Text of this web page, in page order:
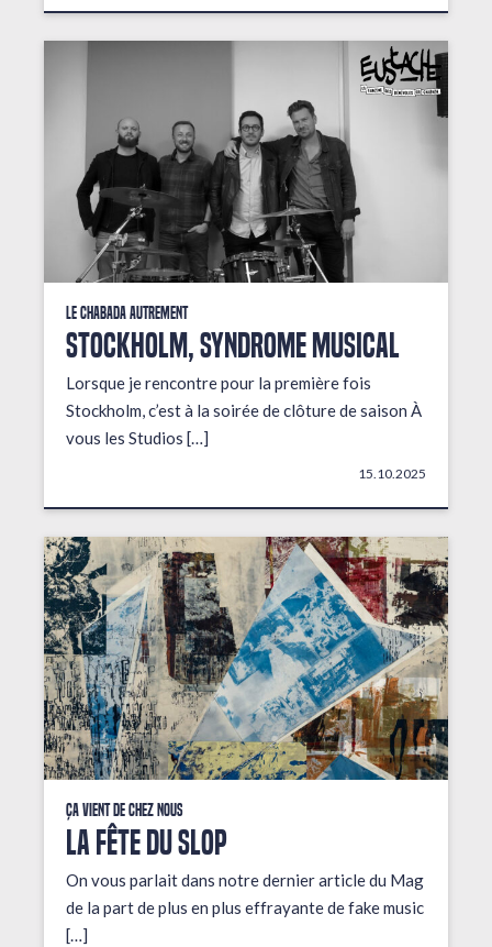
Le Chabada autrement
STOCKHOLM, Syndrome musical
Lorsque je rencontre pour la première fois
Stockholm, c’est à la soirée de clôture de saison À
vous les Studios […]
15.10.2025
Ça vient de chez nous
LA FÊTE DU SLOP
On vous parlait dans notre dernier article du Mag
de la part de plus en plus effrayante de fake music
[…]